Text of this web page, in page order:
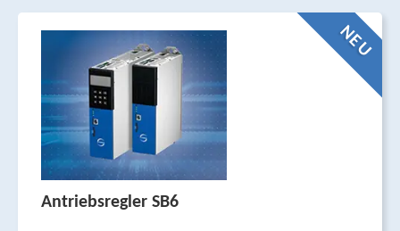
NEU
Antriebsregler SB6